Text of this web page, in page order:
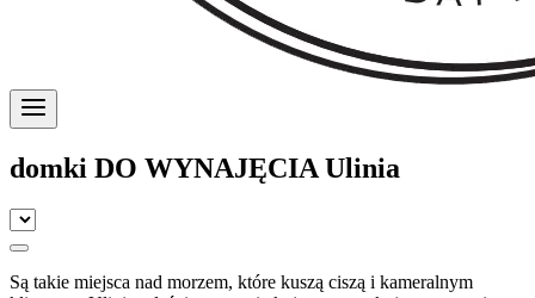
domki DO WYNAJĘCIA Ulinia
Są takie miejsca nad morzem, które kuszą ciszą i kameralnym